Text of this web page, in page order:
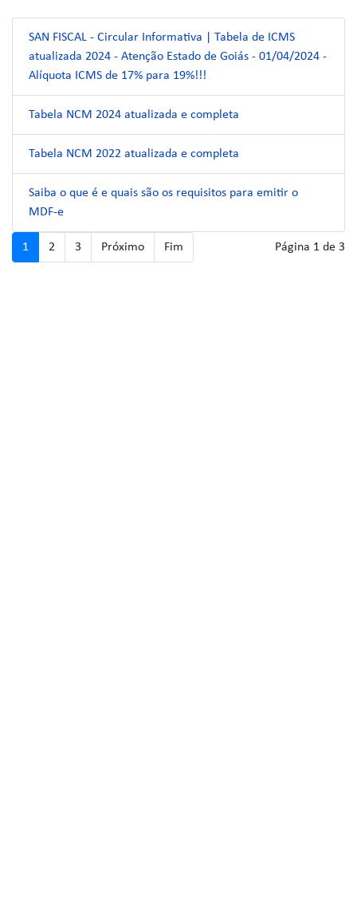
SAN FISCAL - Circular Informativa | Tabela de ICMS
atualizada 2024 - Atenção Estado de Goiás - 01/04/2024 -
Alíquota ICMS de 17% para 19%!!!
Tabela NCM 2024 atualizada e completa
Tabela NCM 2022 atualizada e completa
Saiba o que é e quais são os requisitos para emitir o
MDF-e
1 2 3 Próximo Fim Página 1 de 3